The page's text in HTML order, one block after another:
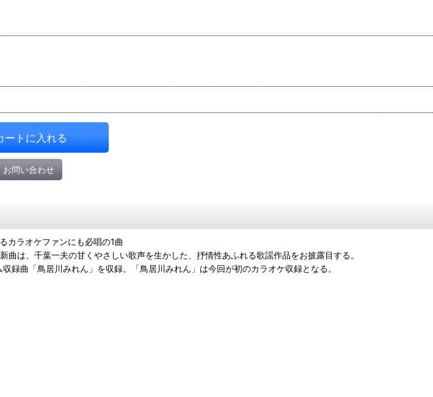
ートに入れる
お問い合わせ
カラオケファンにも必唱の1曲
は、千葉一夫の甘くやさしい歌声を生かした、抒情性あふれる歌謡作品をお披露目する。
録曲「鳥居川みれん」を収録。「鳥居川みれん」は今回が初のカラオケ収録となる。